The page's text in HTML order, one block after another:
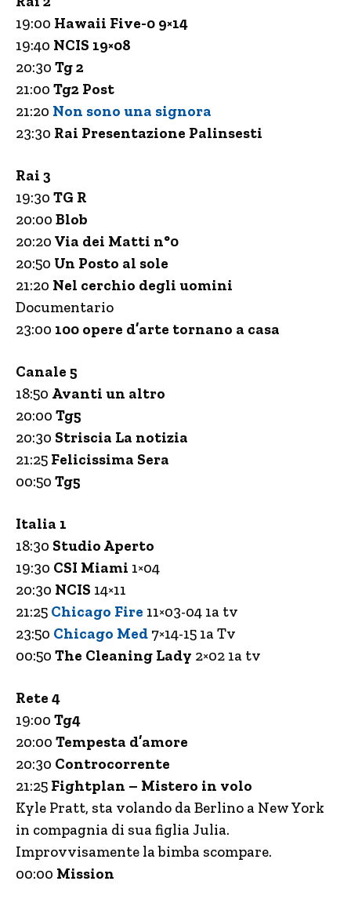
19:00 Hawaii Five-0 9×14
19:40 NCIS 19×08
20:30 Tg 2
21:00 Tg2 Post
21:20 Non sono una signora
23:30 Rai Presentazione Palinsesti
Rai 3
19:30 TG R
20:00 Blob
20:20 Via dei Matti n°0
20:50 Un Posto al sole
21:20 Nel cerchio degli uomini
Documentario
23:00 100 opere d’arte tornano a casa
Canale 5
18:50 Avanti un altro
20:00 Tg5
20:30 Striscia La notizia
21:25 Felicissima Sera
00:50 Tg5
Italia 1
18:30 Studio Aperto
19:30 CSI Miami 1×04
20:30 NCIS 14×11
21:25 Chicago Fire 11×03-04 1a tv
23:50 Chicago Med 7×14-15 1a Tv
00:50 The Cleaning Lady 2×02 1a tv
Rete 4
19:00 Tg4
20:00 Tempesta d’amore
20:30 Controcorrente
21:25 Fightplan – Mistero in volo
Kyle Pratt, sta volando da Berlino a New York
in compagnia di sua figlia Julia.
Improvvisamente la bimba scompare.
00:00 Mission